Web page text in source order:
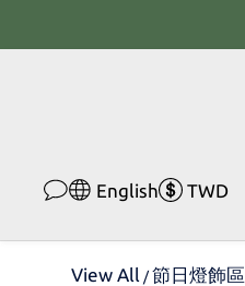
English
TWD
View All / 節日燈飾區